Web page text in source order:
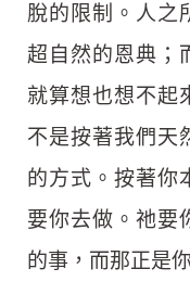
脫的限制。人之
超自然的恩典；
就算想也想不起
不是按著我們天
的方式。按著你
要你去做。祂要
的事，而那正是